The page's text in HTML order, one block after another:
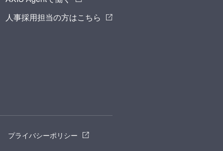
人事採用担当の方はこちら
プライバシーポリシー